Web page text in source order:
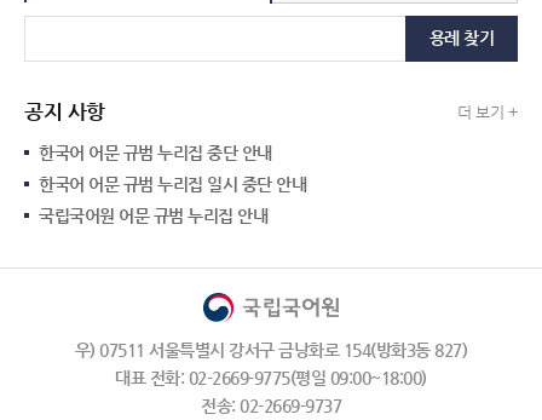
용례 찾기
공지 사항 더 보기 +
한국어 어문 규범 누리집 중단 안내
한국어 어문 규범 누리집 일시 중단 안내
국립국어원 어문 규범 누리집 안내
우) 07511 서울특별시 강서구 금낭화로 154(방화3동 827)
대표 전화: 02-2669-9775(평일 09:00~18:00)
전송: 02-2669-9737